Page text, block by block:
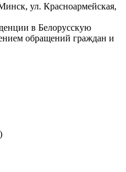
ул. Красноармейская,
в Белорусскую
обращений граждан и